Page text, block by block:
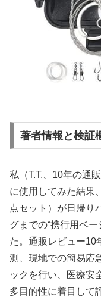
著者情報と検証
私（T.T.、10年の通
に使用してみた結果
点セット）が日帰り
グまでの“携行用ベ
た。通販レビュー10
測、現地での簡易応
ックを行い、医療安
多目的性に着目して